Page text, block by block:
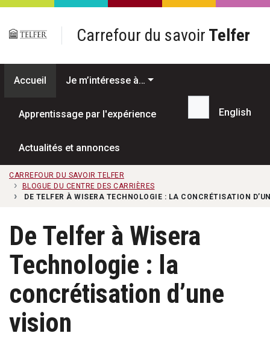
Passer au contenu principal
Carrefour du savoir Telfer
Accueil Je m’intéresse à…
Apprentissage par l'expérience
Actualités et annonces
Recherche...
English
CARREFOUR DU SAVOIR TELFER
BLOGUE DU CENTRE DES CARRIÈRES
DE TELFER À WISERA TECHNOLOGIE : LA CONCRÉTISATION
De Telfer à Wisera
Technologie : la
concrétisation d’une
vision